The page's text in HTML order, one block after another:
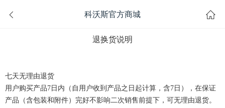
科沃斯官方商城
退换货说明
七天无理由退货
用户购买产品7日内（自用户收到产品之日起计算，含7日），在保证
产品（含包装和附件）完好不影响二次销售前提下，可无理由退货。